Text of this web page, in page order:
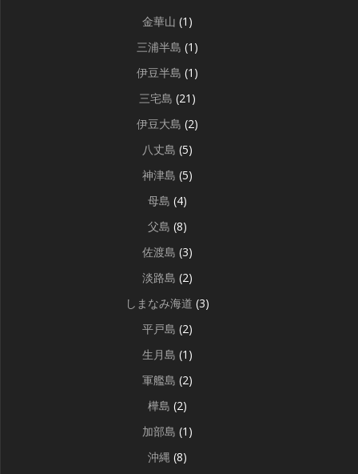
金華山 (1)
三浦半島 (1)
伊豆半島 (1)
三宅島 (21)
伊豆大島 (2)
八丈島 (5)
神津島 (5)
母島 (4)
父島 (8)
佐渡島 (3)
淡路島 (2)
しまなみ海道 (3)
平戸島 (2)
生月島 (1)
軍艦島 (2)
樺島 (2)
加部島 (1)
沖縄 (8)